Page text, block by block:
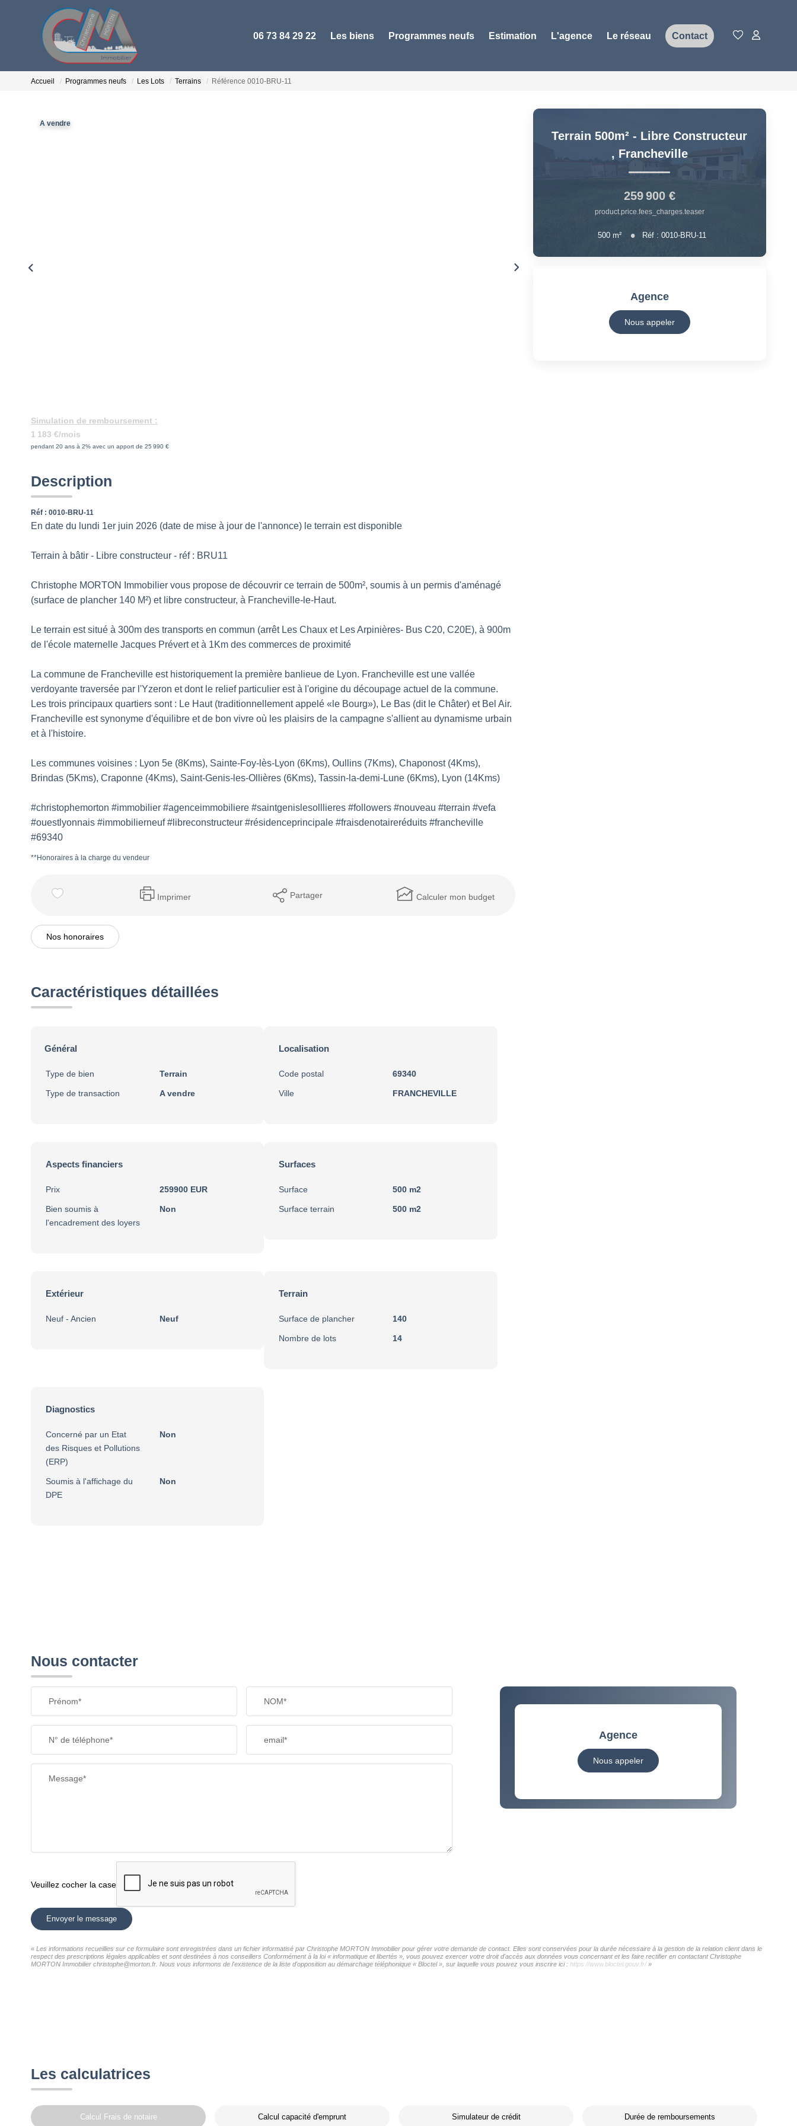
06 73 84 29 22 Les biens Programmes neufs Estimation L'agence Le réseau Contact
Accueil Programmes neufs Les Lots Terrains Référence 0010-BRU-11
A vendre
Simulation de remboursement :
1 183 €/mois
pendant 20 ans à 2% avec un apport de 25 990 €
Description
Réf : 0010-BRU-11
En date du lundi 1er juin 2026 (date de mise à jour de l'annonce) le terrain est disponible
Terrain à bâtir - Libre constructeur - réf : BRU11
Christophe MORTON Immobilier vous propose de découvrir ce terrain de 500m², soumis à un permis d'aménagé
(surface de plancher 140 M²) et libre constructeur, à Francheville-le-Haut.
Le terrain est situé à 300m des transports en commun (arrêt Les Chaux et Les Arpinières- Bus C20, C20E), à 900m
de l'école maternelle Jacques Prévert et à 1Km des commerces de proximité
La commune de Francheville est historiquement la première banlieue de Lyon. Francheville est une vallée
verdoyante traversée par l'Yzeron et dont le relief particulier est à l'origine du découpage actuel de la commune.
Les trois principaux quartiers sont : Le Haut (traditionnellement appelé «le Bourg»), Le Bas (dit le Châter) et Bel Air.
Francheville est synonyme d'équilibre et de bon vivre où les plaisirs de la campagne s'allient au dynamisme urbain
et à l'histoire.
Les communes voisines : Lyon 5e (8Kms), Sainte-Foy-lès-Lyon (6Kms), Oullins (7Kms), Chaponost (4Kms),
Brindas (5Kms), Craponne (4Kms), Saint-Genis-les-Ollières (6Kms), Tassin-la-demi-Lune (6Kms), Lyon (14Kms)
#christophemorton #immobilier #agenceimmobiliere #saintgenislesolllieres #followers #nouveau #terrain #vefa
#ouestlyonnais #immobilierneuf #libreconstructeur #résidenceprincipale #fraisdenotaireréduits #francheville
#69340
**Honoraires à la charge du vendeur
Imprimer Partager Calculer mon budget
Nos honoraires
Caractéristiques détaillées
Général
Type de bien Terrain
Type de transaction A vendre
Localisation
Code postal 69340
Ville FRANCHEVILLE
Aspects financiers
Prix 259900 EUR
Bien soumis à
l'encadrement des loyers
Non
Surfaces
Surface 500 m2
Surface terrain 500 m2
Extérieur
Neuf - Ancien Neuf
Terrain
Surface de plancher 140
Nombre de lots 14
Diagnostics
Concerné par un Etat
des Risques et Pollutions
(ERP)
Non
Soumis à l'affichage du
DPE
Non
Terrain 500m² - Libre Constructeur
, Francheville
259 900 €
product.price.fees_charges.teaser
500 m² Réf : 0010-BRU-11
Agence
Nous appeler
Nous contacter
Prénom* NOM*
N° de téléphone* email*
Message*
Veuillez cocher la case
Envoyer le message
Agence
Nous appeler
« Les informations recueillies sur ce formulaire sont enregistrées dans un fichier informatisé par Christophe MORTON Immobilier pour gérer votre demande de contact. Elles sont conservées pour la durée nécessaire à la gestion de la relation client dans le
respect des prescriptions légales applicables et sont destinées à nos conseillers Conformément à la loi « informatique et libertés », vous pouvez exercer votre droit d'accès aux données vous concernant et les faire rectifier en contactant Christophe
MORTON Immobilier christophe@morton.fr. Nous vous informons de l'existence de la liste d'opposition au démarchage téléphonique « Bloctel », sur laquelle vous pouvez vous inscrire ici : https://www.bloctel.gouv.fr/»
Les calculatrices
Calcul Frais de notaire Calcul capacité d'emprunt Simulateur de crédit Durée de remboursements